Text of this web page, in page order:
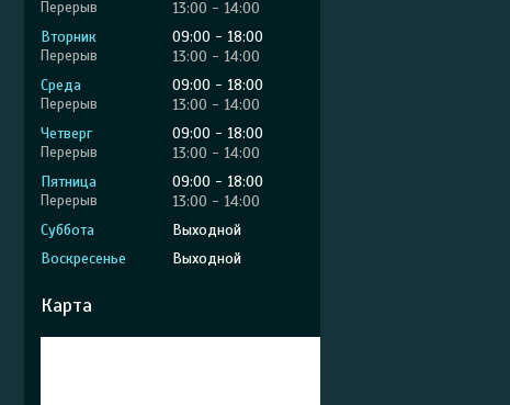
13:00
14:00
Вторник
09:00
18:00
13:00
14:00
Среда
09:00
18:00
13:00
14:00
Четверг
09:00
18:00
13:00
14:00
Пятница
09:00
18:00
13:00
14:00
Суббота
Выходной
Воскресенье
Выходной
Карта